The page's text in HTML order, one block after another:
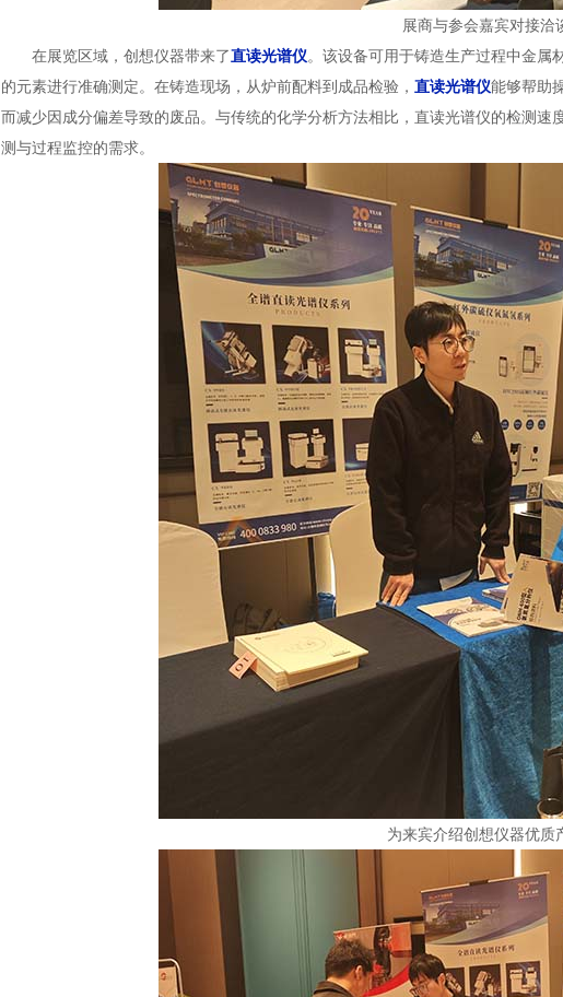
展商与参会嘉宾对接洽
在展览区域，创想仪器带来了直读光谱仪。该设备可用于铸造生产过程中金属
的元素进行准确测定。在铸造现场，从炉前配料到成品检验， 直读光谱仪能够帮助
而减少因成分偏差导致的废品。与传统的化学分析方法相比，直读光谱仪的检测
测与过程监控的需求。
为来宾介绍创想仪器优质